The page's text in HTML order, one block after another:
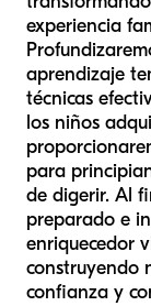
experiencia
aprendizaje
técnicas
los niños
para
de digerir. Al
preparado e
enriquecedor
construyendo
confianza y